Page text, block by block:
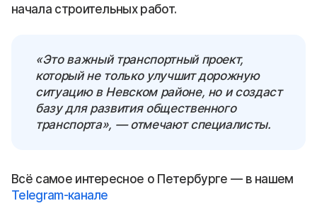
начала строительных работ.
«Это важный транспортный проект,
который не только улучшит дорожную
ситуацию в Невском районе, но и создаст
базу для развития общественного
транспорта», — отмечают специалисты.
Всё самое интересное о Петербурге — в нашем
Telegram-канале